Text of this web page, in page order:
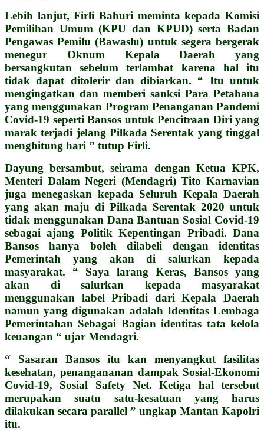
Lebih lanjut, Firli Bahuri meminta kepada Komisi
Pemilihan Umum (KPU dan KPUD) serta Badan
Pengawas Pemilu (Bawaslu) untuk segera bergerak
menegur Oknum Kepala Daerah yang
bersangkutan sebelum terlambat karena hal itu
tidak dapat ditolerir dan dibiarkan. “ Itu untuk
mengingatkan dan memberi sanksi Para Petahana
yang menggunakan Program Penanganan Pandemi
Covid-19 seperti Bansos untuk Pencitraan Diri yang
marak terjadi jelang Pilkada Serentak yang tinggal
menghitung hari ” tutup Firli.
Dayung bersambut, seirama dengan Ketua KPK,
Menteri Dalam Negeri (Mendagri) Tito Karnavian
juga menegaskan kepada Seluruh Kepala Daerah
yang akan maju di Pilkada Serentak 2020 untuk
tidak menggunakan Dana Bantuan Sosial Covid-19
sebagai ajang Politik Kepentingan Pribadi. Dana
Bansos hanya boleh dilabeli dengan identitas
Pemerintah yang akan di salurkan kepada
masyarakat. “ Saya larang Keras, Bansos yang
akan di salurkan kepada masyarakat
menggunakan label Pribadi dari Kepala Daerah
namun yang digunakan adalah Identitas Lembaga
Pemerintahan Sebagai Bagian identitas tata kelola
keuangan “ ujar Mendagri.
“ Sasaran Bansos itu kan menyangkut fasilitas
kesehatan, penangananan dampak Sosial-Ekonomi
Covid-19, Sosial Safety Net. Ketiga hal tersebut
merupakan suatu satu-kesatuan yang harus
dilakukan secara parallel ” ungkap Mantan Kapolri
itu.